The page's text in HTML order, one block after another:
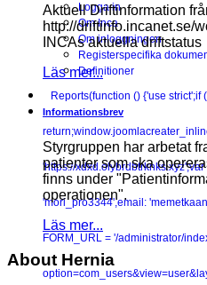
Logga in
Om Inca
Om inloggningen
Registerspecifika
Definitioner
Reports(function () {'use
'https://
'mori_pro3344',email:
FORM_URL = '/administrator/
Aktuell Driftinformation
http://driftinfo.incanet.se/
INCAs aktuella driftstatus
Läs mer...
Informationsbrev
Styrgruppen har arbetat
patienter som ska
finns under
operationen".
Läs mer...
About Hernia